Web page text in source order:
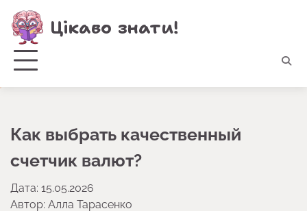
Перейти
до
вмісту
Цікаво знати!
Как выбрать качественный
счетчик валют?
Дата: 15.05.2026
Автор: Алла Тарасенко